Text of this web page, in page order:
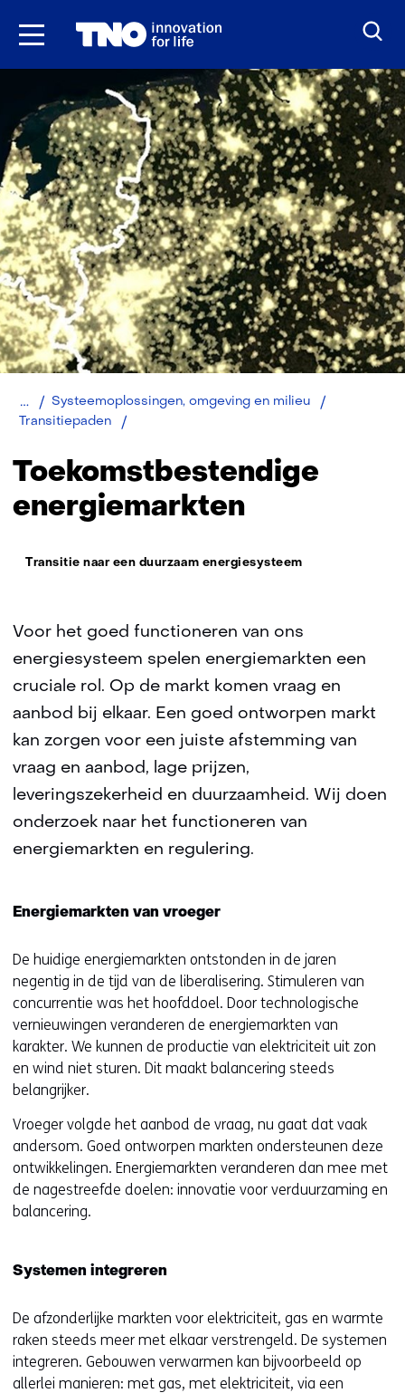
Ga
Home
Systeemoplossingen, omgeving en milieu
Transitiepaden
Toekomstbestendige
energiemarkten
Thema:
Transitie naar een duurzaam energiesysteem
Voor het goed functioneren van ons
energiesysteem spelen energiemarkten een
cruciale rol. Op de markt komen vraag en
aanbod bij elkaar. Een goed ontworpen markt
kan zorgen voor een juiste afstemming van
vraag en aanbod, lage prijzen,
leveringszekerheid en duurzaamheid. Wij doen
onderzoek naar het functioneren van
energiemarkten en regulering.
Energiemarkten van vroeger
De huidige energiemarkten ontstonden in de jaren
negentig in de tijd van de liberalisering. Stimuleren van
concurrentie was het hoofddoel. Door technologische
vernieuwingen veranderen de energiemarkten van
karakter. We kunnen de productie van elektriciteit uit zon
en wind niet sturen. Dit maakt balancering steeds
belangrijker.
Vroeger volgde het aanbod de vraag, nu gaat dat vaak
andersom. Goed ontworpen markten ondersteunen deze
ontwikkelingen. Energiemarkten veranderen dan mee met
de nagestreefde doelen: innovatie voor verduurzaming en
balancering.
Systemen integreren
De afzonderlijke markten voor elektriciteit, gas en warmte
raken steeds meer met elkaar verstrengeld. De systemen
integreren. Gebouwen verwarmen kan bijvoorbeeld op
allerlei manieren: met gas, met elektriciteit, via een